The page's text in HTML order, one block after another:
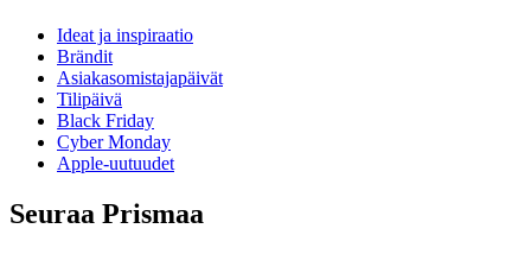
Ideat ja inspiraatio
Brändit
Asiakasomistajapäivät
Tilipäivä
Black Friday
Cyber Monday
Apple-uutuudet
Seuraa Prismaa